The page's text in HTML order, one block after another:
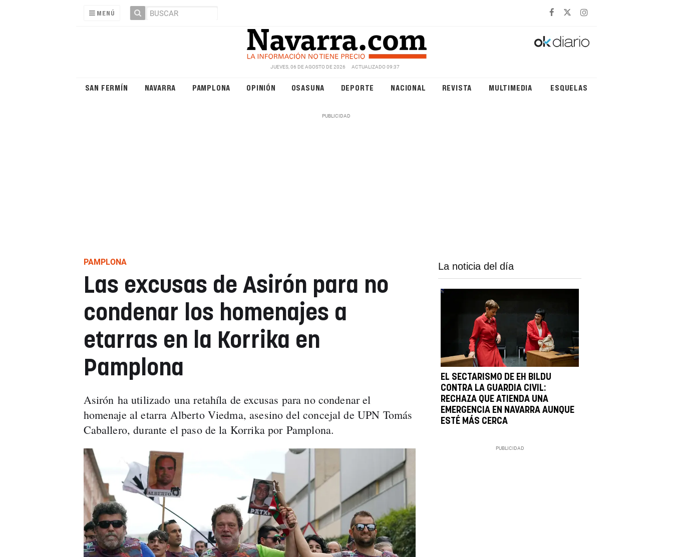
MENÚ
JUEVES, 06 DE AGOSTO DE 2026 ACTUALIZADO 09:37
SAN FERMÍN NAVARRA PAMPLONA OPINIÓN OSASUNA DEPORTE NACIONAL REVISTA MULTIMEDIA ESQUELAS
PAMPLONA
Las excusas de Asirón para no
condenar los homenajes a
etarras en la Korrika en
Pamplona
Asirón ha utilizado una retahíla de excusas para no condenar el
homenaje al etarra Alberto Viedma, asesino del concejal de UPN Tomás
Caballero, durante el paso de la Korrika por Pamplona.
La noticia del día
EL SECTARISMO DE EH BILDU
CONTRA LA GUARDIA CIVIL:
RECHAZA QUE ATIENDA UNA
EMERGENCIA EN NAVARRA AUNQUE
ESTÉ MÁS CERCA